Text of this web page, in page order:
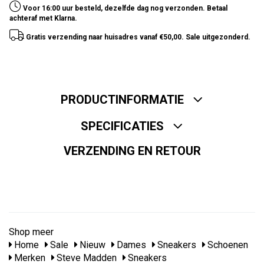
Voor 16:00 uur besteld, dezelfde dag nog verzonden. Betaal
achteraf met Klarna.
Gratis verzending naar huisadres vanaf €50,00. Sale uitgezonderd.
PRODUCTINFORMATIE
SPECIFICATIES
VERZENDING EN RETOUR
Shop meer
Home
Sale Nieuw Dames Sneakers
Schoenen
Merken
Steve Madden Sneakers